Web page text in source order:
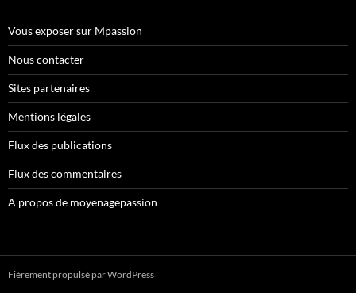
Vous exposer sur Mpassion
Nous contacter
Sites partenaires
Mentions légales
Flux des publications
Flux des commentaires
A propos de moyenagepassion
Fièrement propulsé par WordPress